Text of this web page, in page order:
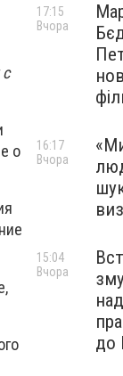
о
17:15
Вчора
16:17
Вчора
до
15:04
Вчора